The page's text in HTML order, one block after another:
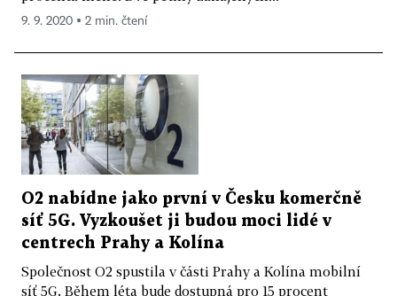
9. 9. 2020 ▪ 2 min. čtení
O2 nabídne jako první v Česku komerčně
síť 5G. Vyzkoušet ji budou moci lidé v
centrech Prahy a Kolína
Společnost O2 spustila v části Prahy a Kolína mobilní
síť 5G. Během léta bude dostupná pro 15 procent